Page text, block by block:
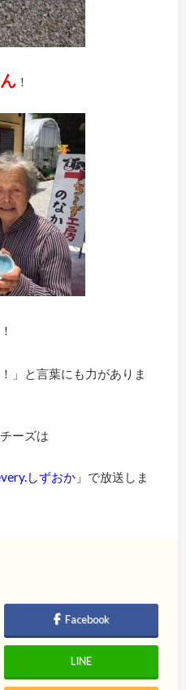
！
」と言葉にも力がありま
ーズは
しずおか」 で放送しま
Facebook
LINE